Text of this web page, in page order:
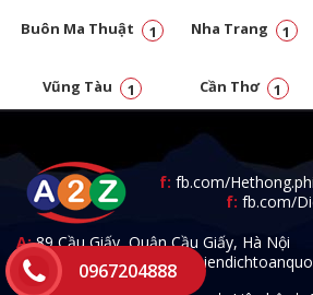
Buôn Ma Thuật 1 Nha Trang 1
Vũng Tàu 1 Cần Thơ 1
f: fb.com/
f: fb.com/
A:89 Cầu Giấy, Quận Cầu Giấy, Hà Nội
T: 0967.204.888 -E:
0967204888